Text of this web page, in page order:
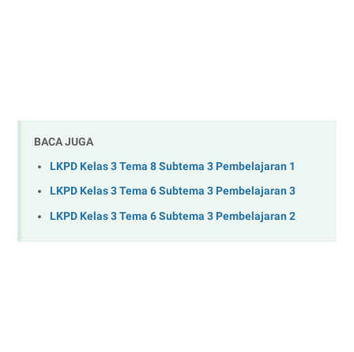
BACA JUGA
LKPD Kelas 3 Tema 8 Subtema 3 Pembelajaran 1
LKPD Kelas 3 Tema 6 Subtema 3 Pembelajaran 3
LKPD Kelas 3 Tema 6 Subtema 3 Pembelajaran 2